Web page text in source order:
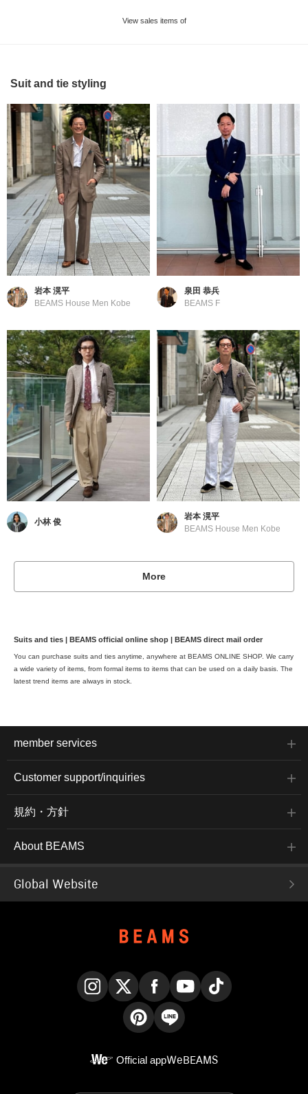
View sales items of
Suit and tie styling
岩本 滉平
BEAMS House Men Kobe
泉田 恭兵
BEAMS F
小林 俊
岩本 滉平
BEAMS House Men Kobe
More
Suits and ties | BEAMS official online shop | BEAMS direct mail order
You can purchase suits and ties anytime, anywhere at BEAMS ONLINE SHOP. We carry
a wide variety of items, from formal items to items that can be used on a daily basis. The
latest trend items are always in stock.
member services
Customer support/inquiries
規約・方針
About BEAMS
Global Website
Official appWeBEAMS